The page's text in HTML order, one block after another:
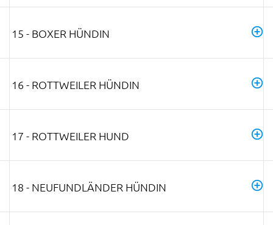
15 - BOXER HÜNDIN
16 - ROTTWEILER HÜNDIN
17 - ROTTWEILER HUND
18 - NEUFUNDLÄNDER HÜNDIN